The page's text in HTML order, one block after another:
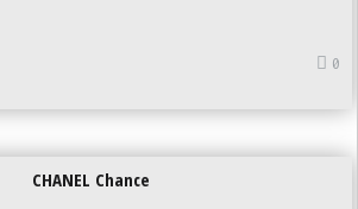
0
CHANEL Chance